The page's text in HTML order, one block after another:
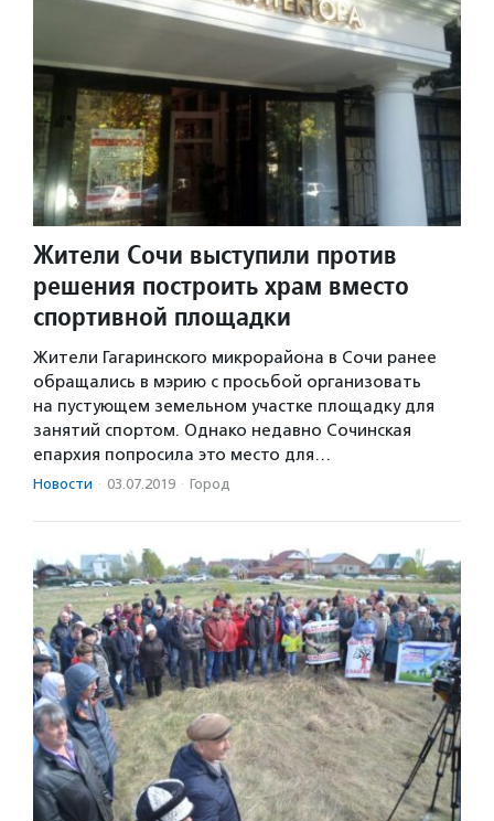
Жители Сочи выступили против
решения построить храм вместо
спортивной площадки
Жители Гагаринского микрорайона в Сочи ранее
обращались в мэрию с просьбой организовать
на пустующем земельном участке площадку для
занятий спортом. Однако недавно Сочинская
епархия попросила это место для…
Новости · 03.07.2019 · Город